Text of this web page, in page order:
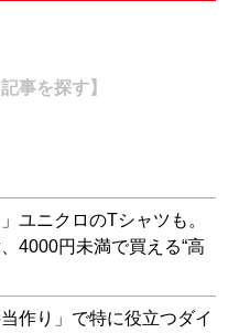
事を探す】
ユニクロのTシャツも。
4000円未満で買える“高
作り」で特に役立つダイ